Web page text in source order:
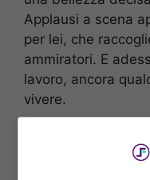
Applausi a scena
per lei, che
ammiratori. E
lavoro, ancora
vivere.
Giorgia